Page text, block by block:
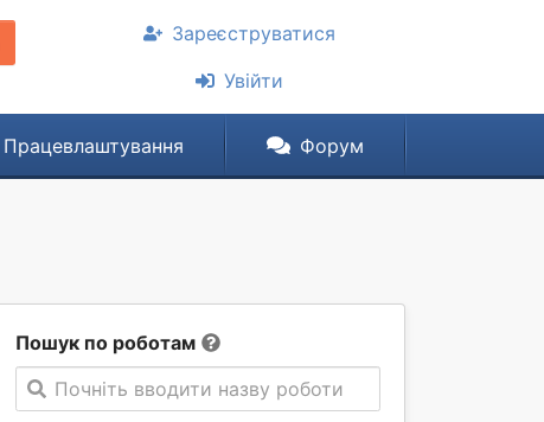
Зареєструватися
Увійти
Працевлаштування Форум
Пошук по роботам
Почніть вводити назву роботи